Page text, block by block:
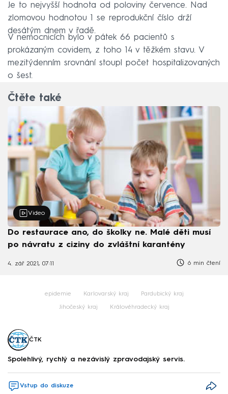
Je to nejvyšší hodnota od poloviny července. Nad
zlomovou hodnotou 1 se reprodukční číslo drží
desátým dnem v řadě.
V nemocnicích bylo v pátek 66 pacientů s
prokázaným covidem, z toho 14 v těžkém stavu. V
mezitýdenním srovnání stoupl počet hospitalizovaných
o šest.
Čtěte také
Video
Do restaurace ano, do školky ne. Malé děti musí
po návratu z ciziny do zvláštní karantény
4. zář 2021, 07:11 6 min čtení
epidemie Karlovarský kraj Pardubický kraj
Jihočeský kraj Královéhradecký kraj
ČTK
Spolehlivý, rychlý a nezávislý zpravodajský servis.
Vstup do diskuze